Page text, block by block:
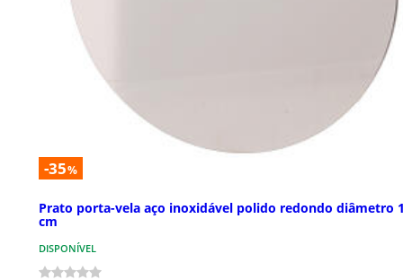
-35%
Prato porta-vela aço inoxidável polido redondo diâmetro
cm
DISPONÍVEL